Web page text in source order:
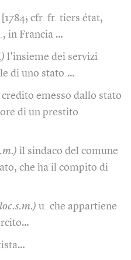
cfr. fr. tiers état,
in Francia …
l'insieme dei servizi
di uno stato.…
emesso dallo stato
di un prestito
il sindaco del comune
che ha il compito di
u. che appartiene